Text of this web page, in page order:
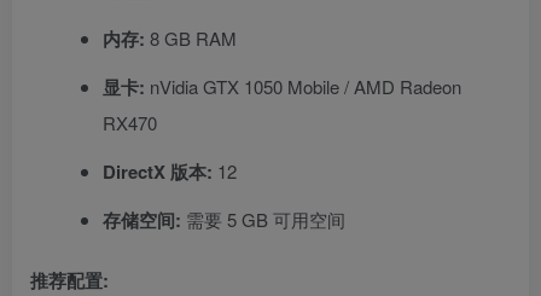
内存: 8 GB RAM
显卡: nVidia GTX 1050 Mobile / AMD Radeon
RX470
DirectX 版本: 12
存储空间: 需要 5 GB 可用空间
推荐配置: